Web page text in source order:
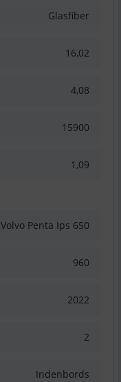
Glasfiber
16,02
4,08
15900
1,09
Volvo Penta Ips 650
960
2022
2
Indenbords